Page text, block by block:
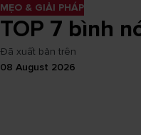
MẸO & GIẢI PHÁP
TOP 7 bình
Đã xuất bản trên
08 August 2026